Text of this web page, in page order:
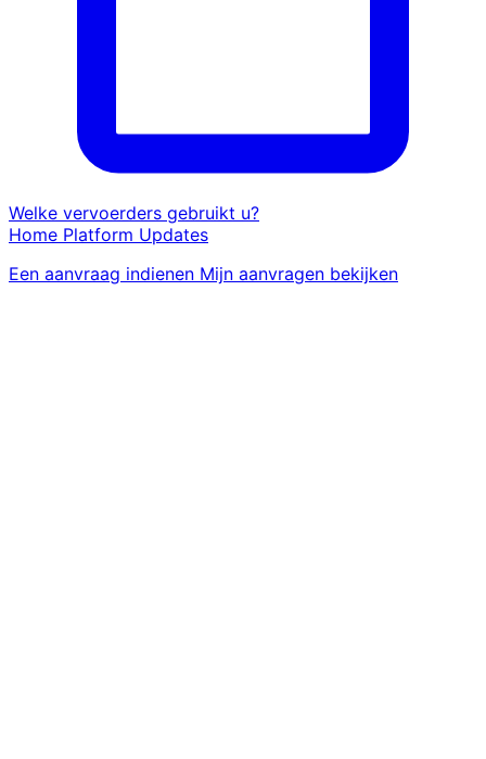
Welke vervoerders gebruikt u?
Home Platform Updates
Een aanvraag indienen Mijn aanvragen bekijken